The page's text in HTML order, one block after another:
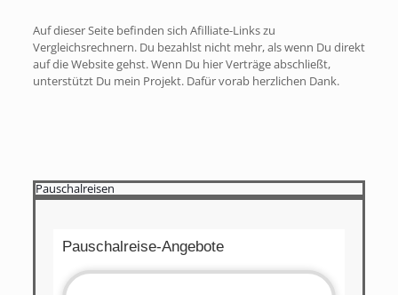
Auf dieser Seite befinden sich Afilliate-Links zu
Vergleichsrechnern. Du bezahlst nicht mehr, als wenn Du direkt
auf die Website gehst. Wenn Du hier Verträge abschließt,
unterstützt Du mein Projekt. Dafür vorab herzlichen Dank.
Pauschalreisen